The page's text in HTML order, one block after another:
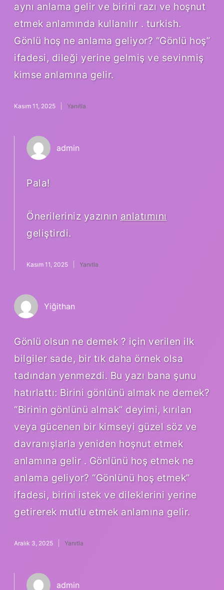
aynı anlama gelir ve birini razı ve hoşnut
etmek anlamında kullanılır . turkish.
Gönlü hoş ne anlama geliyor? “Gönlü hoş”
ifadesi, dileği yerine gelmiş ve sevinmiş
kimse anlamına gelir.
Kasım 11, 2025 Yanıtla
admin
Pala!
Önerileriniz yazının anlatımını
geliştirdi.
Kasım 11, 2025 Yanıtla
Yiğithan
Gönlü olsun ne demek ? için verilen ilk
bilgiler sade, bir tık daha örnek olsa
tadından yenmezdi. Bu yazı bana şunu
hatırlattı: Birini gönlünü almak ne demek?
“Birinin gönlünü almak” deyimi, kırılan
veya gücenen bir kimseyi güzel söz ve
davranışlarla yeniden hoşnut etmek
anlamına gelir . Gönlünü hoş etmek ne
anlama geliyor? “Gönlünü hoş etmek”
ifadesi, birini istek ve dileklerini yerine
getirerek mutlu etmek anlamına gelir.
Aralık 3, 2025 Yanıtla
admin